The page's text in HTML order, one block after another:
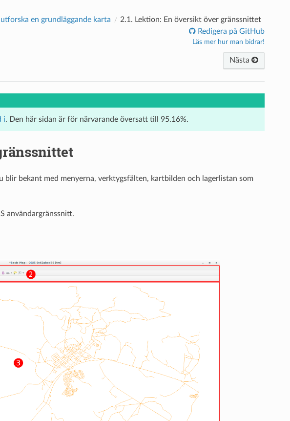
en grundläggande karta 2.1. Lektion: En översikt över gränssnittet
Redigera på GitHub
Läs mer hur man bidrar!
Nästa
i. Den här sidan är för närvarande översatt till 95.16%.
bekant med menyerna, verktygsfälten, kartbilden och lagerlistan som
användargränssnitt.